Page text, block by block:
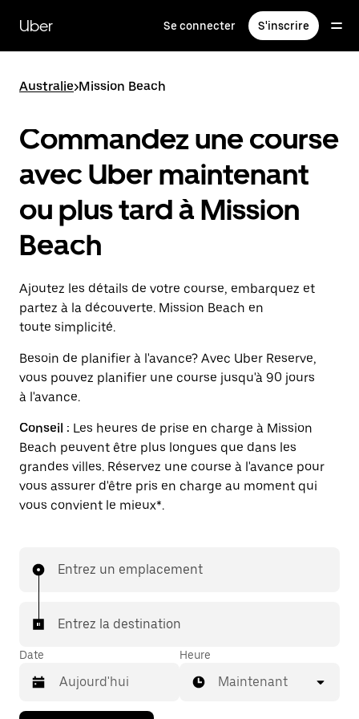
contenu
principal
Uber Se connecter S'inscrire
Australie>Mission Beach
Commandez une course
avec Uber maintenant
ou plus tard à Mission
Beach
Ajoutez les détails de votre course, embarquez et
partez à la découverte. Mission Beach en
toute simplicité.
Besoin de planifier à l'avance? Avec Uber Reserve,
vous pouvez planifier une course jusqu'à 90 jours
à l'avance.
Conseil : Les heures de prise en charge à Mission
Beach peuvent être plus longues que dans les
grandes villes. Réservez une course à l'avance pour
vous assurer d'être pris en charge au moment qui
vous convient le mieux*.
Entrez un emplacement
Entrez la destination
Date Heure
Maintenant